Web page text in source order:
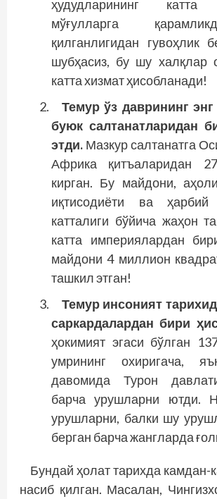
ҳудудларининг катта
мўғулларга
қилганлигидан гувоҳлик
шубҳасиз, бу шу халқлар
катта хизмат ҳисобланади!
Темур ўз даврининг
буюк салтанатларидан
этди. Мазкур салтанатга
Африка қитъаларидан
кирган. Бу майдони,
иқтисодиёти ва ҳарбий
катталиги бўйича жаҳон
катта империялардан
майдони 4 миллион
ташкил этган!
Темур инсоният
саркардалардан бири
ҳокимият эгаси бўлган
умрининг охиригача,
давомида Турон
барча урушларни ютди.
урушларни, балки шу
берган барча жангларда
Бундай ҳолат тарихда камдан-
насиб қилган. Масалан,